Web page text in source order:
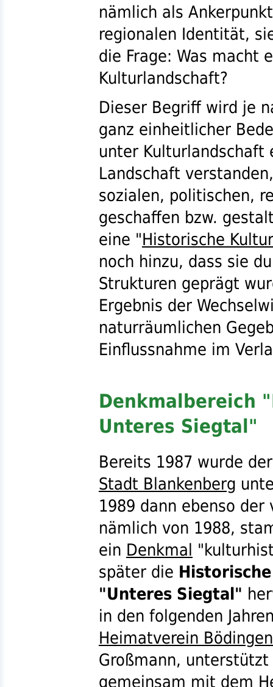
nämlich als
regionalen Identität,
die Frage: Was macht
Kulturlandschaft?
Dieser Begriff wird je
ganz einheitlicher
unter Kulturlandschaft
Landschaft
sozialen, politischen,
geschaffen bzw.
eine "Historische
noch hinzu, dass sie
Strukturen geprägt
Ergebnis der
naturräumlichen
Einflussnahme im
Denkmalbereich
Unteres Siegtal"
Bereits 1987 wurde
Stadt Blankenberg
1989 dann ebenso
nämlich von 1988,
ein Denkmal
später die
"Unteres Siegtal"
in den folgenden
Heimatverein Bödingen
Großmann, unterstützt
gemeinsam mit dem